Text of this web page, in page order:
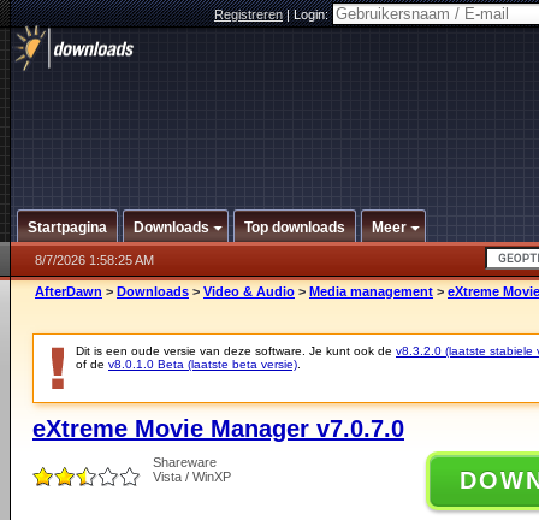
Registreren|Login:
Startpagina Downloads Top downloads Meer
8/7/2026 1:58:25 AM
AfterDawn > Downloads > Video & Audio > Media management > eXtreme
Dit is een oude versie van deze software. Je kunt ook de v8.3.2.0 (laatste stabiele
of de v8.0.1.0 Beta (laatste beta versie)
eXtreme Movie Manager v7.0.7.0
Shareware
Vista / WinXP